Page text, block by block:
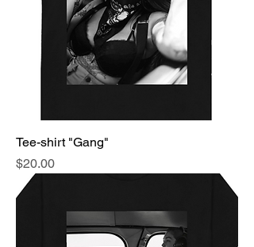
Tee-shirt "Gang"
Price
$20.00